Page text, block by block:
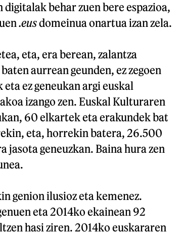
behar zuen bere espazioa,
.eusdomeinua onartua izan zela.
eta, era berean, zalantza
aurrean geunden, ez zegoen
ez geneukan argi euskal
izango zen. Euskal Kulturaren
60 elkartek eta erakundek bat
eta, horrekin batera, 26.500
geneuzkan. Baina hura zen
genion ilusioz eta kemenez.
eta 2014ko ekainean 92
hasi ziren. 2014ko euskararen